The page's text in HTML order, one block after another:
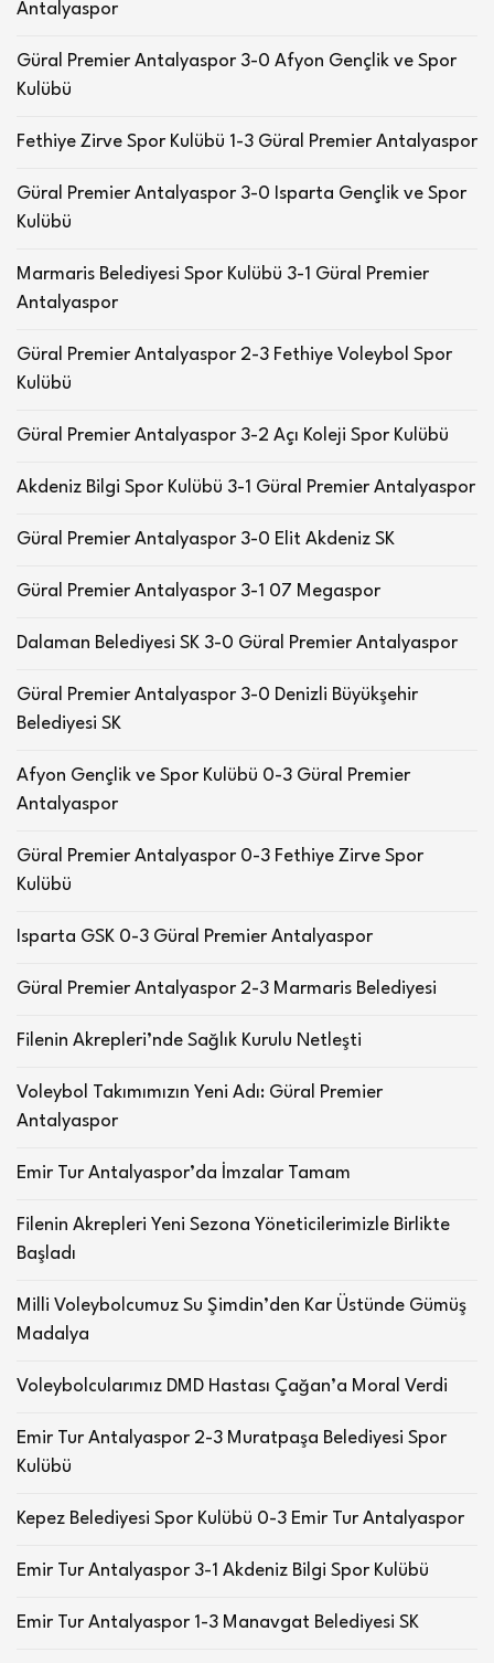
Antalyaspor
Güral Premier Antalyaspor 3-0 Afyon Gençlik ve Spor
Kulübü
Fethiye Zirve Spor Kulübü 1-3 Güral Premier Antalyaspor
Güral Premier Antalyaspor 3-0 Isparta Gençlik ve Spor
Kulübü
Marmaris Belediyesi Spor Kulübü 3-1 Güral Premier
Antalyaspor
Güral Premier Antalyaspor 2-3 Fethiye Voleybol Spor
Kulübü
Güral Premier Antalyaspor 3-2 Açı Koleji Spor Kulübü
Akdeniz Bilgi Spor Kulübü 3-1 Güral Premier Antalyaspor
Güral Premier Antalyaspor 3-0 Elit Akdeniz SK
Güral Premier Antalyaspor 3-1 07 Megaspor
Dalaman Belediyesi SK 3-0 Güral Premier Antalyaspor
Güral Premier Antalyaspor 3-0 Denizli Büyükşehir
Belediyesi SK
Afyon Gençlik ve Spor Kulübü 0-3 Güral Premier
Antalyaspor
Güral Premier Antalyaspor 0-3 Fethiye Zirve Spor
Kulübü
Isparta GSK 0-3 Güral Premier Antalyaspor
Güral Premier Antalyaspor 2-3 Marmaris Belediyesi
Filenin Akrepleri’nde Sağlık Kurulu Netleşti
Voleybol Takımımızın Yeni Adı: Güral Premier
Antalyaspor
Emir Tur Antalyaspor’da İmzalar Tamam
Filenin Akrepleri Yeni Sezona Yöneticilerimizle Birlikte
Başladı
Milli Voleybolcumuz Su Şimdin’den Kar Üstünde Gümüş
Madalya
Voleybolcularımız DMD Hastası Çağan’a Moral Verdi
Emir Tur Antalyaspor 2-3 Muratpaşa Belediyesi Spor
Kulübü
Kepez Belediyesi Spor Kulübü 0-3 Emir Tur Antalyaspor
Emir Tur Antalyaspor 3-1 Akdeniz Bilgi Spor Kulübü
Emir Tur Antalyaspor 1-3 Manavgat Belediyesi SK